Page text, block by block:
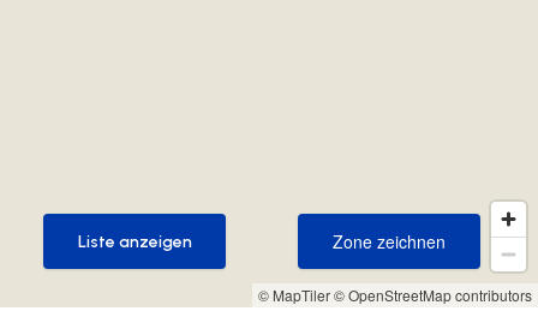
© MapTiler© OpenStreetMap contributors
Zone zeichnen
Zone zeichnen
Liste anzeigen
Liste anzeigen